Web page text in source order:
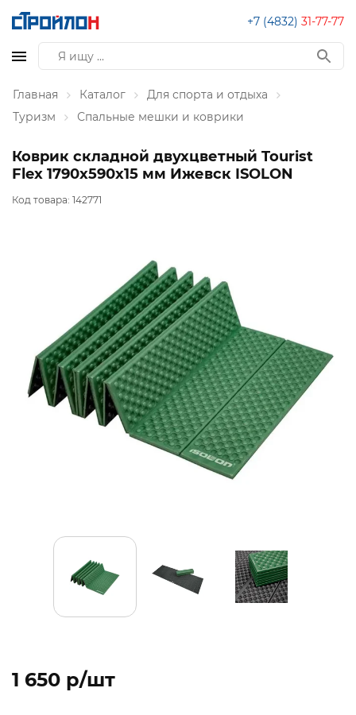
+7 (4832) 31-77-77
Главная Каталог
Для спорта и отдыха
Туризм
Спальные мешки и коврики
Коврик складной двухцветный Tourist
Flex 1790х590х15 мм Ижевск ISOLON
Код товара: 142771
1 650 p/шт